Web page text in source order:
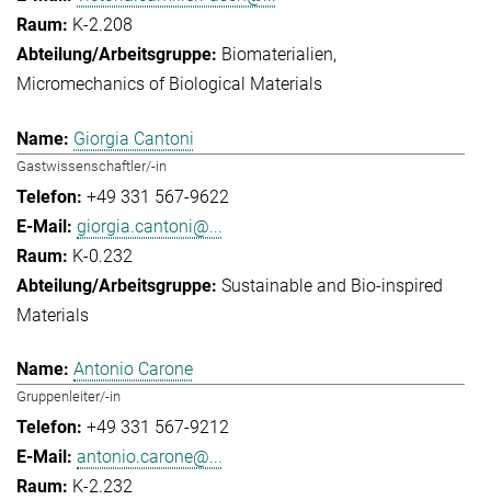
K-2.208
Biomaterialien
Micromechanics of Biological Materials
Giorgia Cantoni
Gastwissenschaftler/-in
+49 331 567-9622
giorgia.cantoni@...
K-0.232
Sustainable and Bio-inspired
Materials
Antonio Carone
Gruppenleiter/-in
+49 331 567-9212
antonio.carone@...
K-2.232